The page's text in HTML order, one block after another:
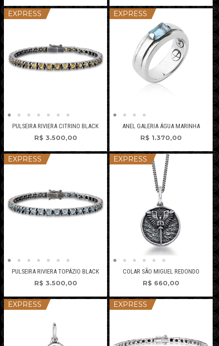
EXPRESS
PULSEIRA RIVIERA CITRINO BLACK
R$ 3.500,00
EXPRESS
ANEL GALERIA ÁGUA MARINHA
R$ 1.370,00
EXPRESS
PULSEIRA RIVIERA TOPÁZIO BLACK
R$ 3.500,00
EXPRESS
COLAR SÃO MIGUEL REDONDO
R$ 660,00
EXPRESS EXPRESS